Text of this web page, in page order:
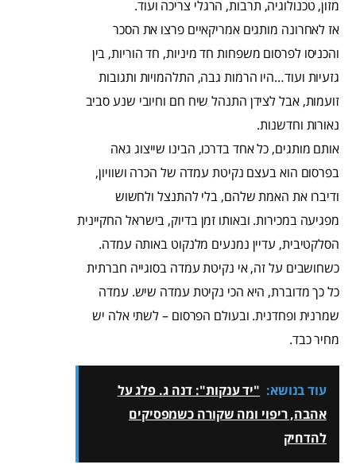
מזון, טכנולוגיה, תרבות, הרגלי צריכה ועוד.
אז לאחרונה מותגים אמריקאיים פרצו את הסכר
והכניסו לפרסום משפחות חד מיניות, חד הוריות, בין
גזעיות ועוד…היו הרמות גבה, התלהמויות ותגובות
זועמות, אבל לצידן התנהל שיח חם וחיובי שנע סביב
נאורות וחדשנות.
אותם מותגים, כל אחד בדרכו, הבינו שייצוג גאה
בפרסום הוא בעצם נקיטת עמדה של הכרה ושוויון,
ודיברו את האמת שלהם, בלי להתנצל ולחשוש
מפגיעה במכירות. ובאותו זמן בדיוק, בישראל החקיינית
הסלקטיבית, עדיין נמנעים מלנקוט באותה עמדה.
כשחושבים על זה, אי נקיטת עמדה בסוגייה חברתית
כל כך מדוברת, היא הכי נקיטת עמדה שיש. עמדה
שמרנית ופחדנית. ובעולם הפרסום – לשתי אלה יש
מחיר כבד.
עוד בנושא: "יד ענקות": דנה ג. פלג על
אהבה, ריפוי ומה שקורה כשמפסיקים
להדחיק